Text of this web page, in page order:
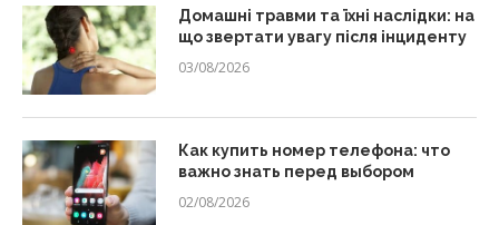
Домашні травми та їхні наслідки: на
що звертати увагу після інциденту
03/08/2026
Как купить номер телефона: что
важно знать перед выбором
02/08/2026